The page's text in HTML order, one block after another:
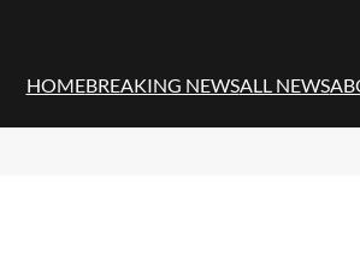
HOMEBREAKING NEWSALL NEWS